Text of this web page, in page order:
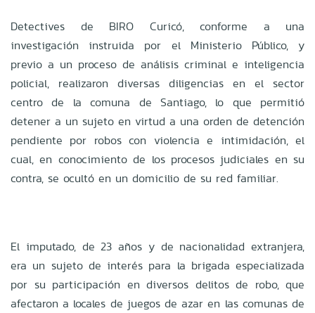
Detectives de BIRO Curicó, conforme a una
investigación instruida por el Ministerio Público, y
previo a un proceso de análisis criminal e inteligencia
policial, realizaron diversas diligencias en el sector
centro de la comuna de Santiago, lo que permitió
detener a un sujeto en virtud a una orden de detención
pendiente por robos con violencia e intimidación, el
cual, en conocimiento de los procesos judiciales en su
contra, se ocultó en un domicilio de su red familiar.
El imputado, de 23 años y de nacionalidad extranjera,
era un sujeto de interés para la brigada especializada
por su participación en diversos delitos de robo, que
afectaron a locales de juegos de azar en las comunas de